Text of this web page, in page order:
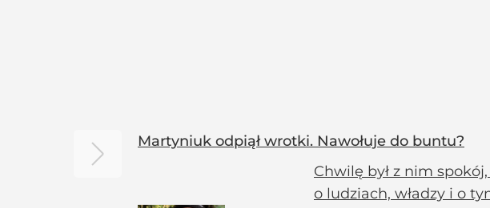
Martyniuk odpiął wrotki. Nawołuje do buntu?
Chwilę był z nim
o ludziach, władzy i o